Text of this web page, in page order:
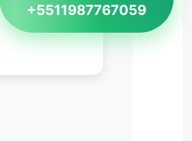
+5511987767059